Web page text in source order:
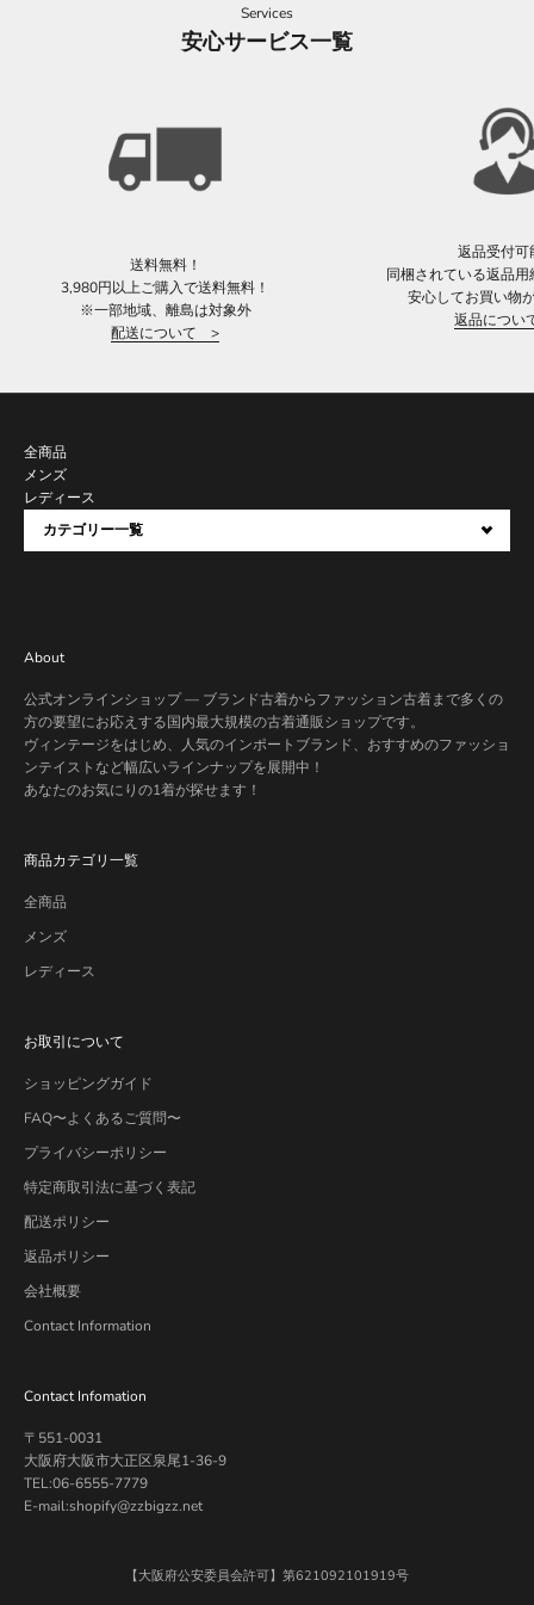
Services
安心サービス一覧
送料無料！
3,980円以上ご購入で送料無料！
※一部地域、離島は対象外
配送について >
返品受付可
同梱されている返品
安心してお買い物
返品につ
全商品
メンズ
レディース
カテゴリー一覧
About
公式オンラインショップ — ブランド古着からファッション古着まで多くの
方の要望にお応えする国内最大規模の古着通販ショップです。
ヴィンテージをはじめ、人気のインポートブランド、おすすめのファッショ
ンテイストなど幅広いラインナップを展開中！
あなたのお気にりの1着が探せます！
商品カテゴリ一覧
全商品
メンズ
レディース
お取引について
ショッピングガイド
FAQ〜よくあるご質問〜
プライバシーポリシー
特定商取引法に基づく表記
配送ポリシー
返品ポリシー
会社概要
Contact Information
Contact Infomation
〒551-0031
大阪府大阪市大正区泉尾1-36-9
TEL:06-6555-7779
E-mail:shopify@zzbigzz.net
【大阪府公安委員会許可】第621092101919号